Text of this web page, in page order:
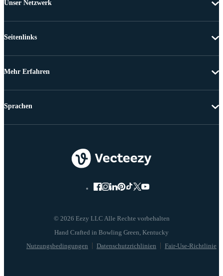
Unser Netzwerk
Seitenlinks
Mehr Erfahren
© 2026 Eezy LLC Alle Rechte vorbehalten
Nutzungsbedingungen Datenschutzrichlinien Fair-Use-Richtlinie
Sprachen